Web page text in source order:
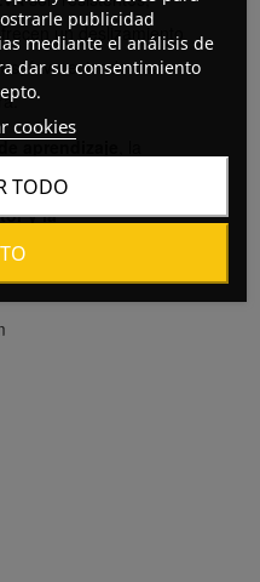
un deslizamiento
favoreciendo una
aprendizaje
perfecta para
y la
para futuras
publicidad
mediante el análisis de
dar su consentimiento
cookies
TODO